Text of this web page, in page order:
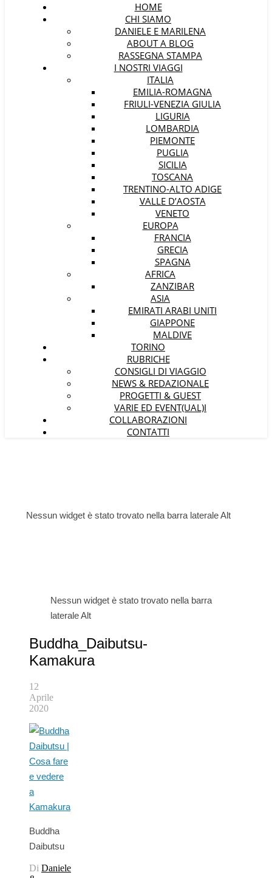
HOME
CHI SIAMO
DANIELE E MARILENA
ABOUT A BLOG
RASSEGNA STAMPA
I NOSTRI VIAGGI
ITALIA
EMILIA-ROMAGNA
FRIULI-VENEZIA GIULIA
LIGURIA
LOMBARDIA
PIEMONTE
PUGLIA
SICILIA
TOSCANA
TRENTINO-ALTO ADIGE
VALLE D’AOSTA
VENETO
EUROPA
FRANCIA
GRECIA
SPAGNA
AFRICA
ZANZIBAR
ASIA
EMIRATI ARABI UNITI
GIAPPONE
MALDIVE
TORINO
RUBRICHE
CONSIGLI DI VIAGGIO
NEWS & REDAZIONALE
PROGETTI & GUEST
VARIE ED EVENT(UAL)I
COLLABORAZIONI
CONTATTI
Nessun widget è stato trovato nella barra laterale Alt
Nessun widget è stato trovato nella barra
laterale Alt
Buddha_Daibutsu-
Kamakura
12
Aprile
2020
Buddha
Daibutsu
Di Daniele